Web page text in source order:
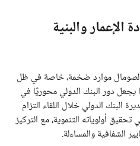
والبنية
الصومال موارد ضخمة، خاصة في ظل
يجعل دور البنك الدولي محوريًا في
البنك الدولي خلال اللقاء التزام
أولوياته التنموية، مع التركيز
الشفافية والمساءلة.